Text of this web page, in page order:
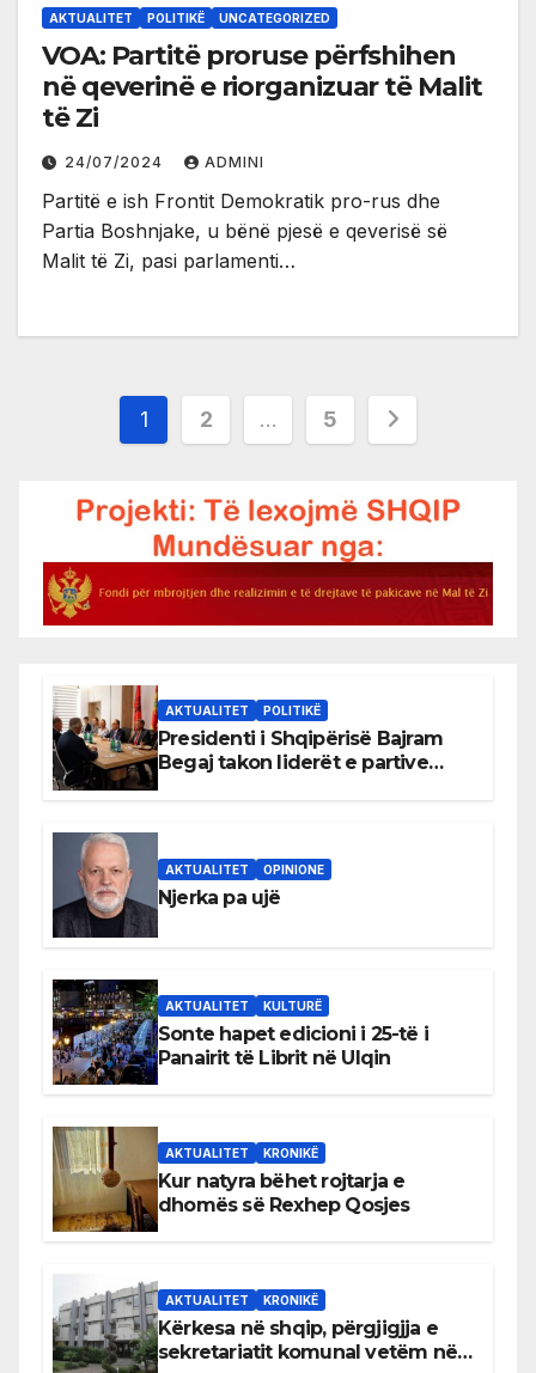
AKTUALITET POLITIKË UNCATEGORIZED
VOA: Partitë proruse përfshihen
në qeverinë e riorganizuar të Malit
të Zi
24/07/2024 ADMINI
Partitë e ish Frontit Demokratik pro-rus dhe
Partia Boshnjake, u bënë pjesë e qeverisë së
Malit të Zi, pasi parlamenti…
Posts
1 2 … 5
AKTUALITET POLITIKË
Presidenti i Shqipërisë Bajram
Begaj takon liderët e partive
AKTUALITET OPINIONE
Njerka pa ujë
AKTUALITET KULTURË
Sonte hapet edicioni i 25-të i
Panairit të Librit në Ulqin
AKTUALITET KRONIKË
Kur natyra bëhet rojtarja e
dhomës së Rexhep Qosjes
AKTUALITET KRONIKË
Kërkesa në shqip, përgjigjja e
sekretariatit komunal vetëm në